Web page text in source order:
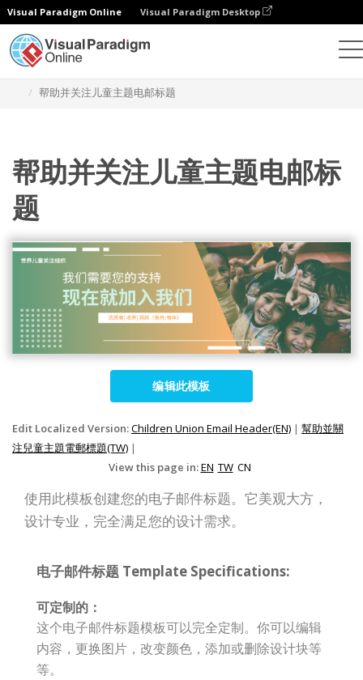
Visual Paradigm Online Visual Paradigm Desktop
帮助并关注儿童主题电邮标题
帮助并关注儿童主题电邮标
题
编辑此模板
Edit Localized Version:Children Union Email Header(EN) | 幫助並關
注兒童主題電郵標題(TW) |
View this page in:EN TW CN
使用此模板创建您的电子邮件标题。它美观大方，
设计专业，完全满足您的设计需求。
电子邮件标题 Template Specifications:
可定制的：
这个电子邮件标题模板可以完全定制。你可以编辑
内容，更换图片，改变颜色，添加或删除设计块等
等。